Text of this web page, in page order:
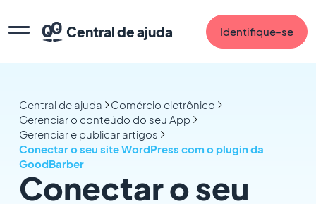
Central de ajuda Identifique-se
Central de ajuda
Comércio eletrônico
Gerenciar o conteúdo do seu App
Gerenciar e publicar artigos
Conectar o seu site WordPress com o plugin da
GoodBarber
Conectar o seu